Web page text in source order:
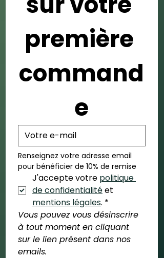
première
command
e
Renseignez votre adresse email
pour bénéficier de 10% de remise
J'accepte votre politique
de confidentialité
mentions légales. *
Vous pouvez vous désinscrire
à tout moment en cliquant
sur le lien présent dans nos
emails.